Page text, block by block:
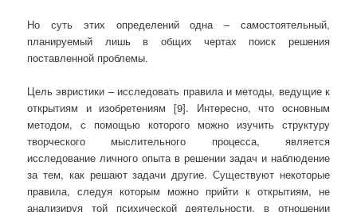
Но суть этих определений одна – самостоятельный,
планируемый лишь в общих чертах поиск решения
поставленной проблемы.
Цель эвристики – исследовать правила и методы, ведущие к
открытиям и изобретениям [9]. Интересно, что основным
методом, с помощью которого можно изучить структуру
творческого мыслительного процесса, является
исследование личного опыта в решении задач и наблюдение
за тем, как решают задачи другие. Существуют некоторые
правила, следуя которым можно прийти к открытиям, не
анализируя той психической деятельности, в отношении